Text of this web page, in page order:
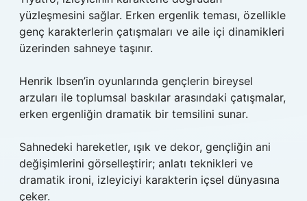
yüzleşmesini sağlar. Erken ergenlik teması, özellikle
genç karakterlerin çatışmaları ve aile içi dinamikleri
üzerinden sahneye taşınır.
Henrik Ibsen’in oyunlarında gençlerin bireysel
arzuları ile toplumsal baskılar arasındaki çatışmalar,
erken ergenliğin dramatik bir temsilini sunar.
Sahnedeki hareketler, ışık ve dekor, gençliğin ani
değişimlerini görselleştirir; anlatı teknikleri ve
dramatik ironi, izleyiciyi karakterin içsel dünyasına
çeker.